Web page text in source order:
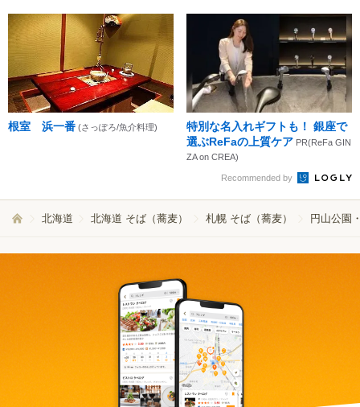
根室 浜一番 (さっぽろ/魚介料理)
特別な名入れギフトも！ 銀座で
選ぶReFaの上質ケア PR(ReFa GIN
ZA on CREA)
Recommended by
北海道 北海道 そば（蕎麦） 札幌 そば（蕎麦） 円山公園